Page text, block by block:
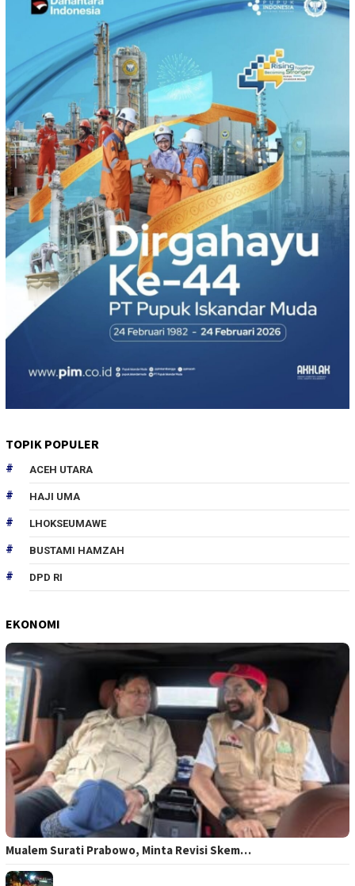
TOPIK POPULER
ACEH UTARA
HAJI UMA
LHOKSEUMAWE
BUSTAMI HAMZAH
DPD RI
EKONOMI
Mualem Surati Prabowo, Minta Revisi Skem…